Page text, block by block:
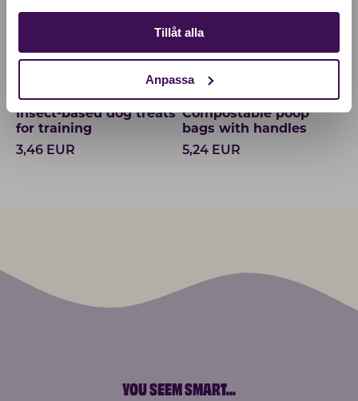
Tillåt alla
Anpassa
Insect-based dog treats
for training
3,46 EUR
Compostable poop
bags with handles
5,24 EUR
YOU SEEM SMART...